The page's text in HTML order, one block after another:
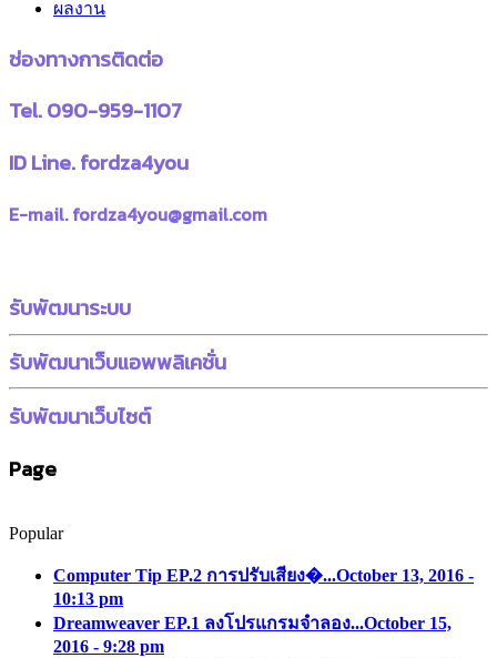
ผลงาน
ช่องทางการติดต่อ
Tel. 090-959-1107
ID Line. fordza4you
E-mail. fordza4you@gmail.com
รับพัฒนาระบบ
รับพัฒนาเว็บแอพพลิเคชั่น
รับพัฒนาเว็บไซต์
Page
Popular
Computer Tip EP.2 การปรับเสียง�...October 13, 2016 -
10:13 pm
Dreamweaver EP.1 ลงโปรแกรมจำลอง...October 15,
2016 - 9:28 pm